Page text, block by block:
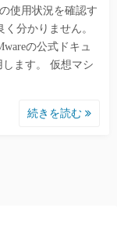
使用状況を確認す
く分かりません。
の公式ドキュ
ます。 仮想マシ
続きを読む